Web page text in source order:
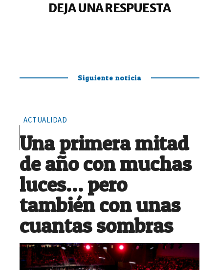
DEJA UNA RESPUESTA
Siguiente noticia
ACTUALIDAD
Una primera mitad
de año con muchas
luces… pero
también con unas
cuantas sombras